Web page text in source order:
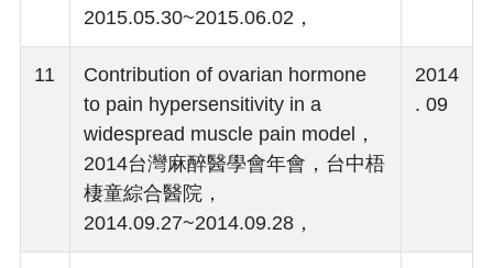
2015.05.30~2015.06.02，
11
Contribution of ovarian hormone
to pain hypersensitivity in a
widespread muscle pain model，
2014台灣麻醉醫學會年會，台中梧
棲童綜合醫院，
2014.09.27~2014.09.28，
2014
. 09